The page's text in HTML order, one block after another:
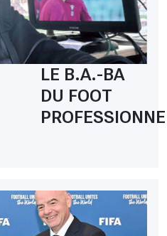
LE B.A.-BA
DU FOOT